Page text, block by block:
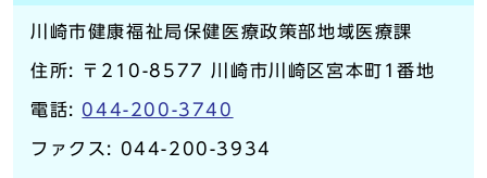
川崎市健康福祉局保健医療政策部地域医療課
住所: 〒210-8577 川崎市川崎区宮本町1番地
電話: 044-200-3740
ファクス: 044-200-3934